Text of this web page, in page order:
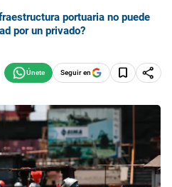
portuaria no puede
por un privado?
Seguir en